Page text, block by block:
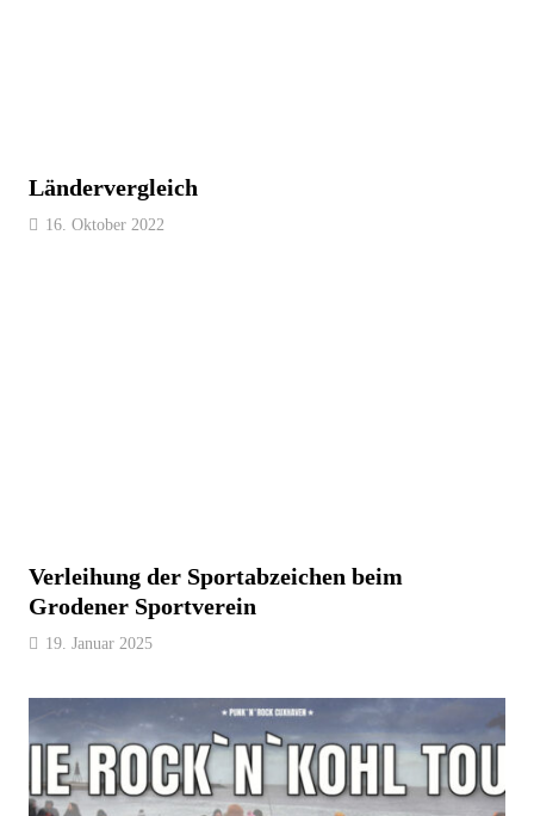
Ländervergleich
16. Oktober 2022
Verleihung der Sportabzeichen beim
Grodener Sportverein
19. Januar 2025